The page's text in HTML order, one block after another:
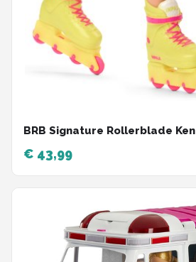
BRB Signature Rollerblade Ken
€ 43,99